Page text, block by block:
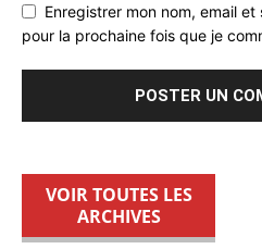
Enregistrer mon nom, email
pour la prochaine fois que je
VOIR TOUTES LES
ARCHIVES